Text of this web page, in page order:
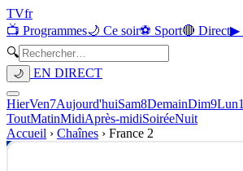
TVfr
📺 Programmes🌙 Ce soir⚽ Sport🔴 Direct▶
🔍
🌙 EN DIRECT
HierVen7Aujourd'huiSam8DemainDim9Lun
ToutMatinMidiAprès-midiSoiréeNuit
Accueil › Chaînes › France 2